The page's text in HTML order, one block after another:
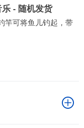
- 随机发货
竿可将鱼儿钓起，带